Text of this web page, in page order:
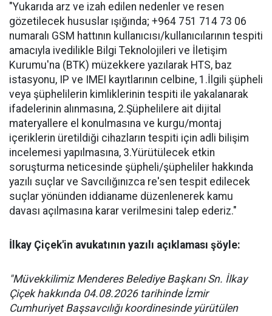
"Yukarıda arz ve izah edilen nedenler ve resen
gözetilecek hususlar ışığında; +964 751 714 73 06
numaralı GSM hattının kullanıcısı/kullanıcılarının tespiti
amacıyla ivedilikle Bilgi Teknolojileri ve İletişim
Kurumu'na (BTK) müzekkere yazılarak HTS, baz
istasyonu, IP ve IMEI kayıtlarının celbine, 1.İlgili şüpheli
veya şüphelilerin kimliklerinin tespiti ile yakalanarak
ifadelerinin alınmasına, 2.Şüphelilere ait dijital
materyallere el konulmasına ve kurgu/montaj
içeriklerin üretildiği cihazların tespiti için adli bilişim
incelemesi yapılmasına, 3.Yürütülecek etkin
soruşturma neticesinde şüpheli/şüpheliler hakkında
yazılı suçlar ve Savcılığınızca re'sen tespit edilecek
suçlar yönünden iddianame düzenlenerek kamu
davası açılmasına karar verilmesini talep ederiz."
İlkay Çiçek'in avukatının yazılı açıklaması şöyle:
"Müvekkilimiz Menderes Belediye Başkanı Sn. İlkay
Çiçek hakkında 04.08.2026 tarihinde İzmir
Cumhuriyet Başsavcılığı koordinesinde yürütülen